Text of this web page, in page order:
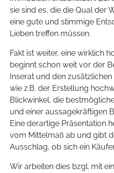
sie sind es, die die Qual der
eine gute und stimmige
Lieben treffen müssen.
Fakt ist weiter, eine wirklich
beginnt schon weit vor der
Inserat und den
wie z.B. der Erstellung
Blickwinkel, die
und einer aussagekräftigen
Eine derartige Präsentation
vom Mittelmaß ab und gibt
Ausschlag, ob sich ein
Wir arbeiten dies bzgl. mit